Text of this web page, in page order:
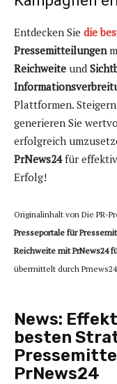
Entdecken Sie die
Pressemitteilungen
Reichweite und
Plattformen.
generieren Sie
erfolgreich
PrNews24für
Erfolg!
Originalinhalt von Die PR-
Presseportale für
Reichweite mit PrNews24
übermittelt durch
News:
besten
PrNews24